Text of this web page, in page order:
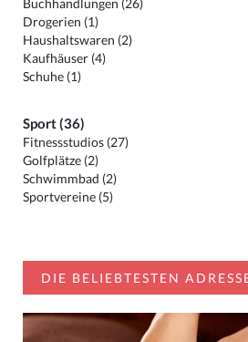
Buchhandlungen (26)
Drogerien (1)
Haushaltswaren (2)
Kaufhäuser (4)
Schuhe (1)
Sport (36)
Fitnessstudios (27)
Golfplätze (2)
Schwimmbad (2)
Sportvereine (5)
DIE BELIEBTESTEN